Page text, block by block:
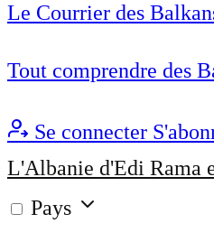
Le Courrier des
Tout comprendre des
Se connecter
L'Albanie d'Edi Rama
Pays